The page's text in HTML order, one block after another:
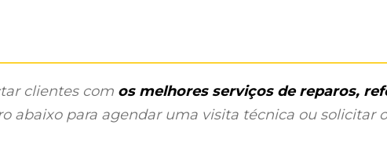
clientes com os melhores serviços de reparos,
abaixo para agendar uma visita técnica ou solicitar